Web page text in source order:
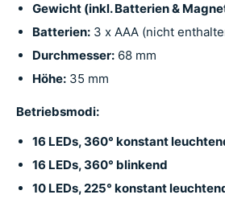
Gewicht (inkl. Batterien &
Batterien: 3 x AAA (nicht
Durchmesser: 68 mm
Höhe: 35 mm
Betriebsmodi:
16 LEDs, 360° konstant
16 LEDs, 360° blinkend
10 LEDs, 225° konstant